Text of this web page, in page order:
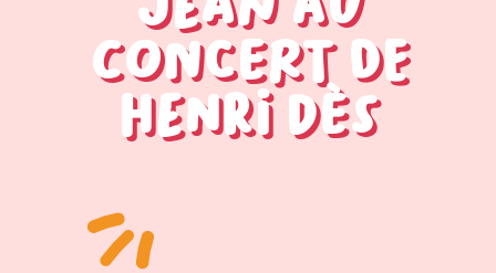
concert de
Henri Dès